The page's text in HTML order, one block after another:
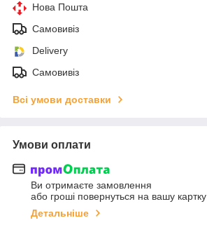
Нова Пошта
Самовивіз
Delivery
Самовивіз
Всі умови доставки
Умови оплати
Ви отримаєте замовлення
або гроші повернуться на вашу картку
Детальніше